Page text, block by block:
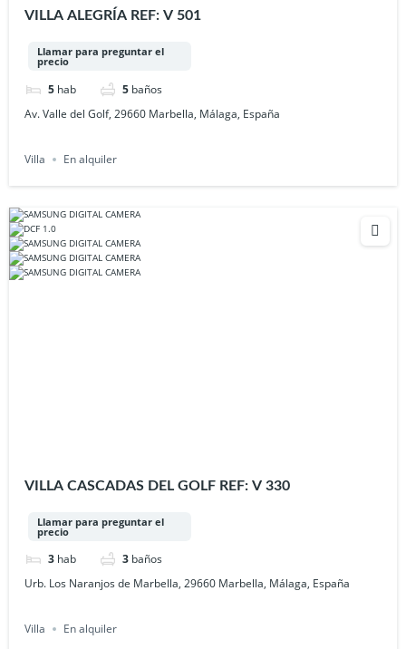
VILLA ALEGRÍA REF: V 501
Llamar para preguntar el
precio
5 hab 5 baños
Av. Valle del Golf, 29660 Marbella, Málaga, España
Villa En alquiler
VILLA CASCADAS DEL GOLF REF: V 330
Llamar para preguntar el
precio
3 hab 3 baños
Urb. Los Naranjos de Marbella, 29660 Marbella, Málaga, España
Villa En alquiler